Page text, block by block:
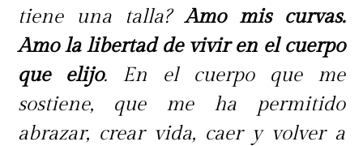
tiene una talla?Amo mis curvas.
Amo la libertad de vivir en el cuerpo
que elijo. En el cuerpo que me
sostiene, que me ha permitido
abrazar, crear vida, caer y volver a